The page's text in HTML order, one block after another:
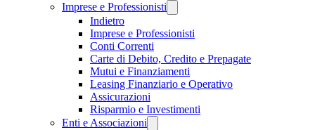
Imprese e Professionisti
Indietro
Imprese e Professionisti
Conti Correnti
Carte di Debito, Credito e Prepagate
Mutui e Finanziamenti
Leasing Finanziario e Operativo
Assicurazioni
Risparmio e Investimenti
Enti e Associazioni